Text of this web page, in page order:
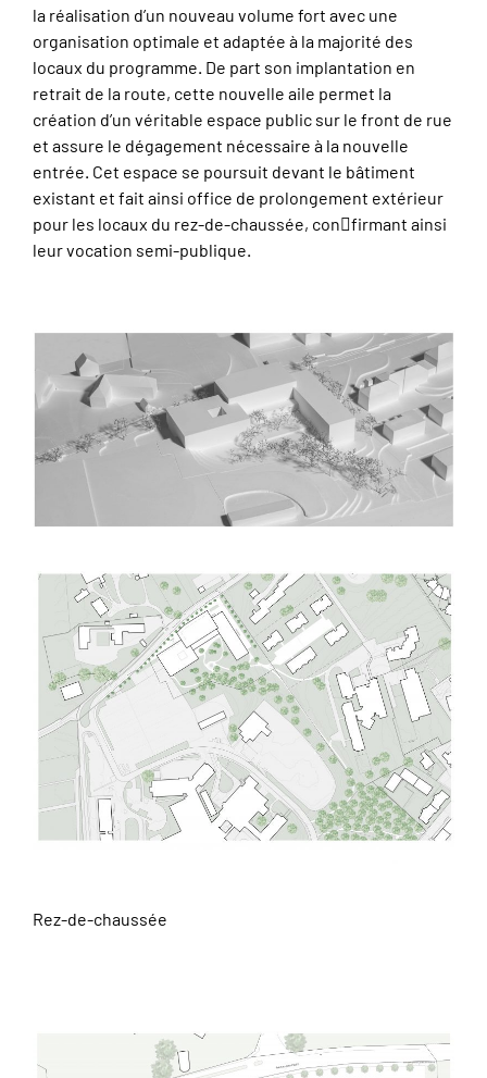
la réalisation d’un nouveau volume fort avec une
organisation optimale et adaptée à la majorité des
locaux du programme. De part son implantation en
retrait de la route, cette nouvelle aile permet la
création d’un véritable espace public sur le front de rue
et assure le dégagement nécessaire à la nouvelle
entrée. Cet espace se poursuit devant le bâtiment
existant et fait ainsi office de prolongement extérieur
pour les locaux du rez-de-chaussée, con􏰁firmant ainsi
leur vocation semi-publique.
Rez-de-chaussée